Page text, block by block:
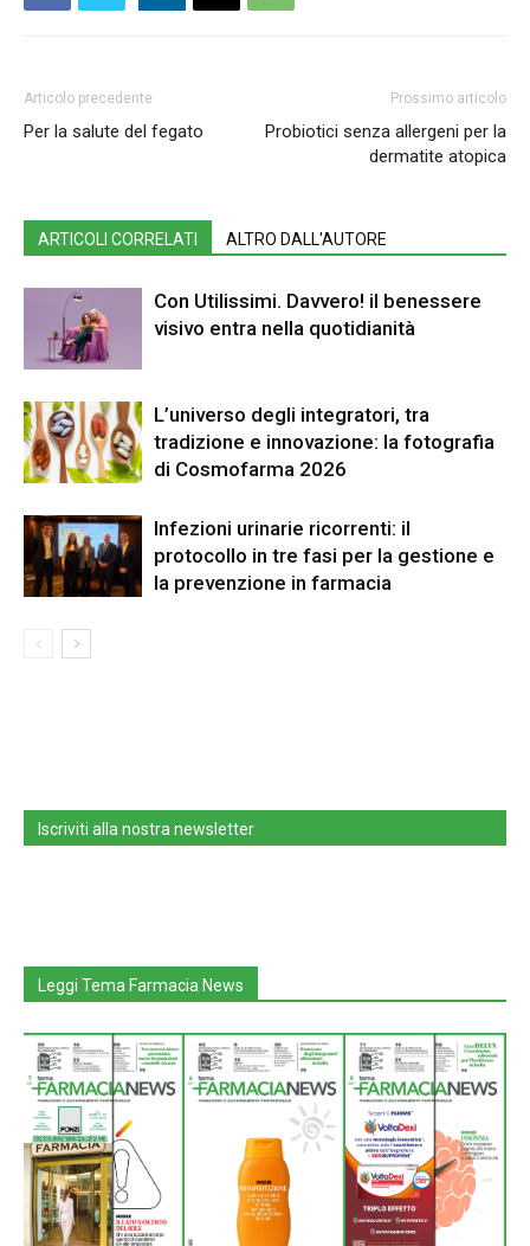
Articolo precedente
Per la salute del fegato
Prossimo articolo
Probiotici senza allergeni per la
dermatite atopica
ARTICOLI CORRELATI ALTRO DALL'AUTORE
Con Utilissimi. Davvero! il benessere
visivo entra nella quotidianità
L’universo degli integratori, tra
tradizione e innovazione: la fotografia
di Cosmofarma 2026
Infezioni urinarie ricorrenti: il
protocollo in tre fasi per la gestione e
la prevenzione in farmacia
Iscriviti alla nostra newsletter
Leggi Tema Farmacia News